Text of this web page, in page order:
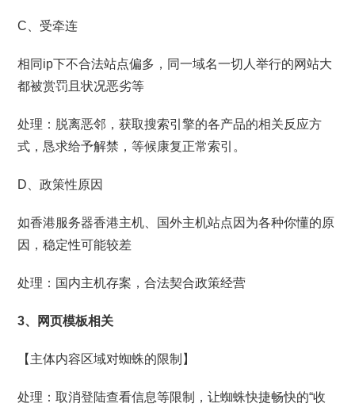
C、受牵连
相同ip下不合法站点偏多，同一域名一切人举行的网站大
都被赏罚且状况恶劣等
处理：脱离恶邻，获取搜索引擎的各产品的相关反应方
式，恳求给予解禁，等候康复正常索引。
D、政策性原因
如香港服务器香港主机、国外主机站点因为各种你懂的原
因，稳定性可能较差
处理：国内主机存案，合法契合政策经营
3、网页模板相关
【主体内容区域对蜘蛛的限制】
处理：取消登陆查看信息等限制，让蜘蛛快捷畅快的“收